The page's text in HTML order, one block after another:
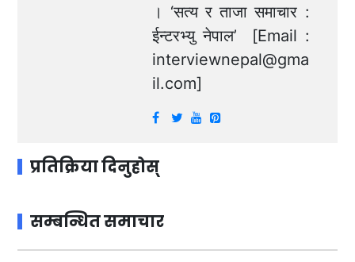
। ‘सत्य र ताजा समाचार :
ईन्टरभ्यु नेपाल’ [Email :
interviewnepal@gma
il.com]
प्रतिक्रिया दिनुहोस्
सम्बन्धित समाचार